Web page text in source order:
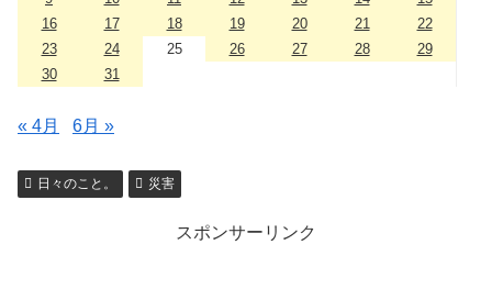
16
17 18 19 20 21
22
23
24 25 26 27 28
29
30
31
« 4月 6月 »
日々のこと。 災害
スポンサーリンク